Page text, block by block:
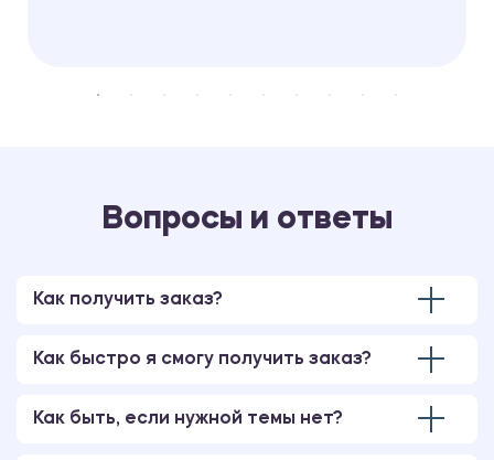
Вопросы и ответы
Как получить заказ?
Как быстро я смогу получить заказ?
Как быть, если нужной темы нет?